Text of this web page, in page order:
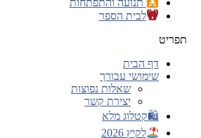
תנועה והתפתחות
לבית הספר
תפריט
דף הבית
שימושי עבורך
שאלות נפוצות
יצירת קשר
🛍קטלוג מלא
לקיץ 2026